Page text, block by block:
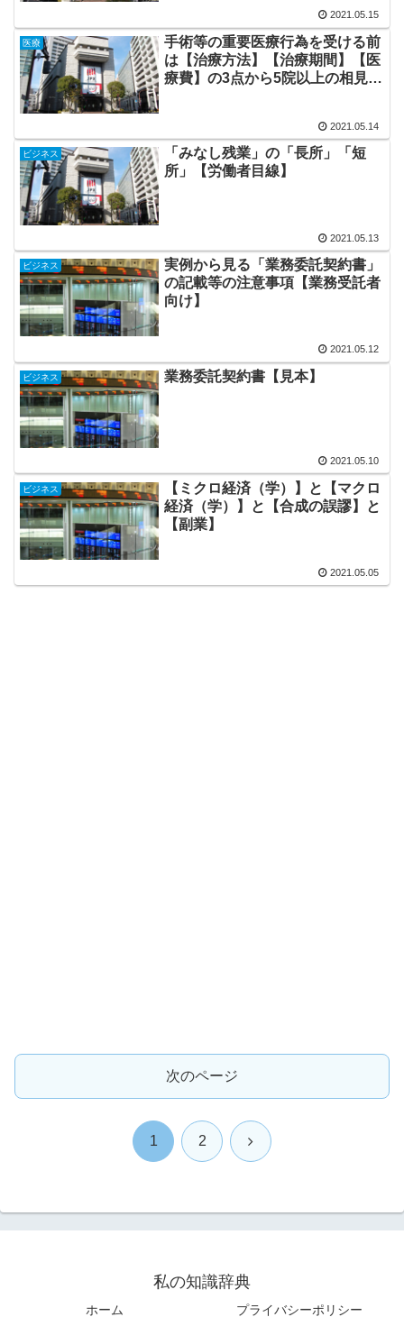
2021.05.15
医療
手術等の重要医療行為を受ける前
は【治療方法】【治療期間】【医
療費】の3点から5院以上の相見積
2021.05.14
ビジネス
「みなし残業」の「長所」「短
所」【労働者目線】
2021.05.13
ビジネス
実例から見る「業務委託契約書」
の記載等の注意事項【業務受託者
向け】
2021.05.12
ビジネス 業務委託契約書【見本】
2021.05.10
ビジネス
【ミクロ経済（学）】と【マクロ
経済（学）】と【合成の誤謬】と
【副業】
2021.05.05
次のページ
1 2 次
私の知識辞典
ホーム プライバシーポリシー